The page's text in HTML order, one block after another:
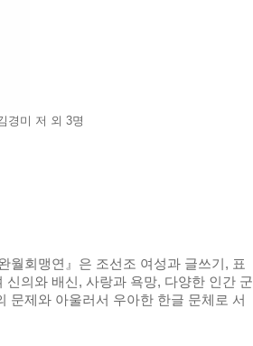
경미 저 외 3명
월회맹연』은 조선조 여성과 글쓰기, 표
의와 배신, 사랑과 욕망, 다양한 인간 군
문제와 아울러서 우아한 한글 문체로 서